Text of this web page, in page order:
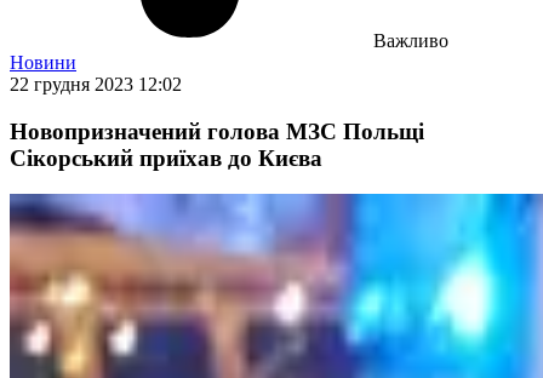
Важливо
Новини
22 грудня 2023 12:02
Новопризначений голова МЗС Польщі
Сікорський приїхав до Києва